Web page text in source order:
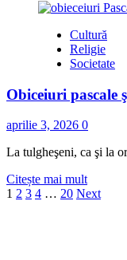
about
arta
ouălor
din
Cultură
Religie
Societate
Obiceiuri pascale
aprilie 3, 2026 0
La tulgheşeni, ca şi la
Citește mai multRead
more
Paginație
1 2 3 4 … 20 Next